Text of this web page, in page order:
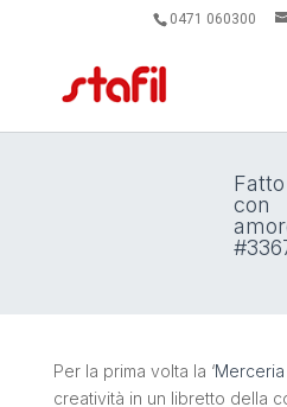
0471 060300
Fatto
con
Per la prima volta la ‘
creatività in un libretto della